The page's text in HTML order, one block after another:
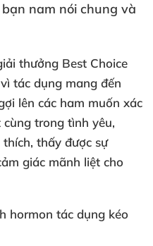
nam nói chung và
thưởng Best Choice
tác dụng mang đến
lên các ham muốn xác
trong tình yêu,
thích, thấy được sự
giác mãnh liệt cho
hormon tác dụng kéo